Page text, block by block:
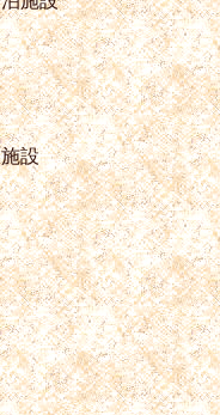
設